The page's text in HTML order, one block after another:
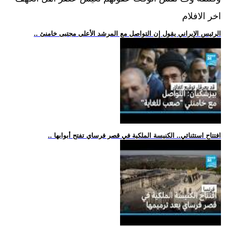
اخر الافلام
.. الرئيس الإيراني يقول إن التواصل مع المرشد الأعلى مجتبى خامنئ
.. افتتاح استثنائي.. الكنيسة الملكية في قصر فرساي تفتح أبوابها